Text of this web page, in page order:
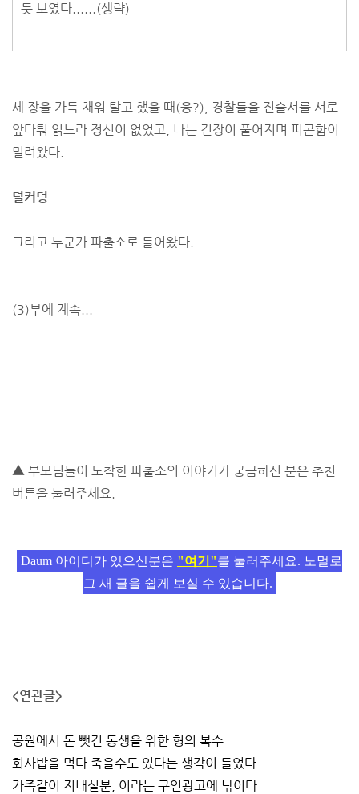
듯 보였다......(생략)
세 장을 가득 채워 탈고 했을 때(응?), 경찰들을 진술서를 서로
앞다퉈 읽느라 정신이 없었고, 나는 긴장이 풀어지며 피곤함이
밀려왔다.
덜커덩
그리고 누군가 파출소로 들어왔다.
(3)부에 계속...
▲ 부모님들이 도착한 파출소의 이야기가 궁금하신 분은 추천
버튼을 눌러주세요.
Daum 아이디가 있으신분은 "여기"를 눌러주세요. 노멀로
그 새 글을 쉽게 보실 수 있습니다.
<연관글>
공원에서 돈 뺏긴 동생을 위한 형의 복수
회사밥을 먹다 죽을수도 있다는 생각이 들었다
가족같이 지내실분, 이라는 구인광고에 낚이다